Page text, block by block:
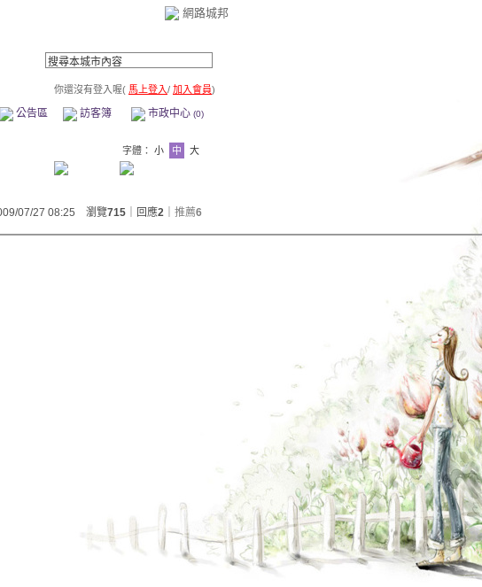
網路城邦
你還沒有登入喔( 馬上登入/ 加入會員)
公告區 訪客簿 市政中心 (0)
字體： 小 中
大
07/27 08:25 瀏覽715 ｜回應2 推薦6